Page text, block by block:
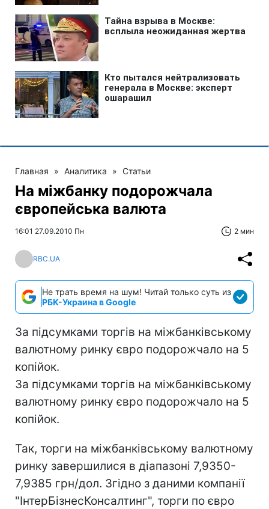
Главная » Аналитика » Статьи
На міжбанку подорожчала
європейська валюта
16:01 27.09.2010 Пн 2 мин
RBC.UA
Не трать время на шум! Читай только суть из
РБК-Украина в Google
За підсумками торгів на міжбанківському
валютному ринку євро подорожчало на 5
копійок.
За підсумками торгів на міжбанківському
валютному ринку євро подорожчало на 5
копійок.
Так, торги на міжбанківському валютному
ринку завершилися в діапазоні 7,9350-
7,9385 грн/дол. Згідно з даними компанії
"ІнтерБізнесКонсалтинг", торги по євро